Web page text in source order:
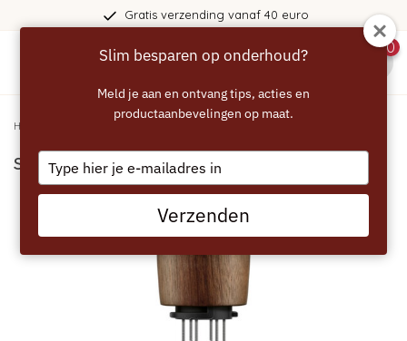
Gratis verzending vanaf 40 euro
0
Home
SAGE Distribution Duo 54mm - SEA203
Slim besparen op onderhoud?
Meld je aan en ontvang tips, acties en
productaanbevelingen op maat.
Type
your
email
Verzenden